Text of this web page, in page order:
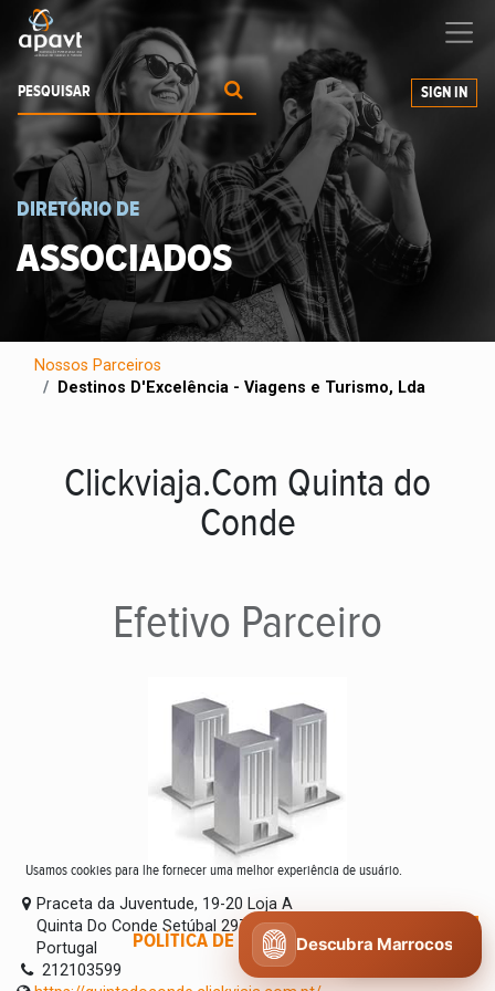
a expandir os seus negócios
SIGN IN
DIRETÓRIO DE
ASSOCIADOS
Nossos Parceiros
Destinos D'Excelência - Viagens e Turismo, Lda
Clickviaja.Com Quinta do
Conde
Efetivo Parceiro
Praceta da Juventude, 19-20 Loja A
Quinta Do Conde Setúbal 2975-339
Portugal
212103599
Usamos cookies para lhe fornecer uma melhor experiência de usuário.
POLÍTICA DE COOKIES CONCORDO
Descubra Marrocos